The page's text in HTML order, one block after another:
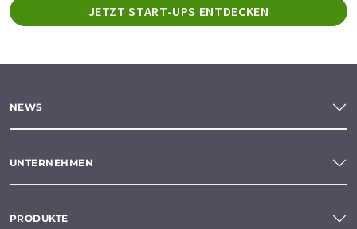
JETZT START-UPS ENTDECKEN
NEWS
UNTERNEHMEN
PRODUKTE